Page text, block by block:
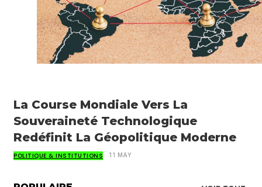
La Course Mondiale Vers La
Souveraineté Technologique
Redéfinit La Géopolitique Moderne
POLITIQUE & INSTITUTIONS 11 MAY